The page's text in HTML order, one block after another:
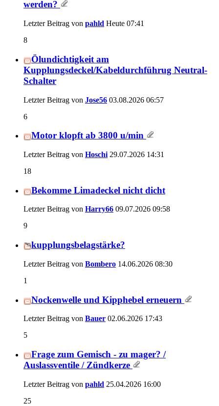
werden?
Letzter Beitrag von pahld Heute 07:41
8
Ölundichtigkeit am
Kupplungsdeckel/Kabeldurchführug Neutral-
Schalter
Letzter Beitrag von Jose56 03.08.2026 06:57
6
Motor klopft ab 3800 u/min
Letzter Beitrag von Hoschi 29.07.2026 14:31
18
Bekomme Limadeckel nicht dicht
Letzter Beitrag von Harry66 09.07.2026 09:58
9
kupplungsbelagstärke?
Letzter Beitrag von Bombero 14.06.2026 08:30
1
Nockenwelle und Kipphebel erneuern
Letzter Beitrag von Bauer 02.06.2026 17:43
5
Frage zum Gemisch - zu mager? /
Auslassventile / Zündkerze
Letzter Beitrag von pahld 25.04.2026 16:00
25